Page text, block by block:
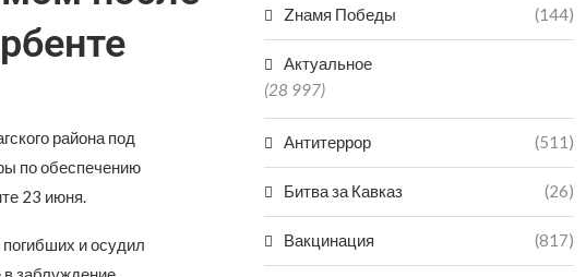
района под
по обеспечению
23 июня.
и осудил
Zнамя Победы (144)
Актуальное
(28 997)
Антитеррор (511)
Битва за Кавказ (26)
Вакцинация (817)